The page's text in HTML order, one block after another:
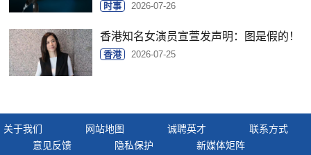
时事 2026-07-26
香港知名女演员宣萱发声明：图是假的！
香港 2026-07-25
关于我们 网站地图 诚聘英才
联系方式
意见反馈
隐私保护 新媒体矩阵